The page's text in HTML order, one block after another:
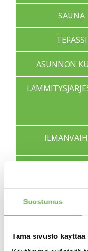
Suostumus
Tämä sivusto käyttää
SAUNA
TERASSI
ASUNNON
Asunnon